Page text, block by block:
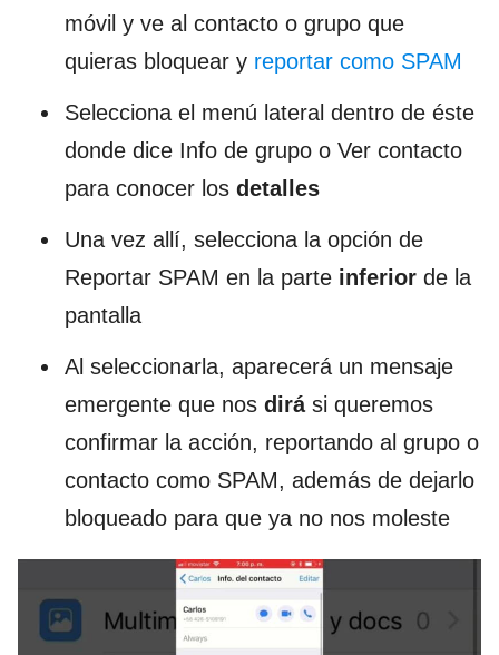
móvil y ve al contacto o grupo que
quieras bloquear y reportar como SPAM
Selecciona el menú lateral dentro de éste
donde dice Info de grupo o Ver contacto
para conocer los detalles
Una vez allí, selecciona la opción de
Reportar SPAM en la parte inferior de la
pantalla
Al seleccionarla, aparecerá un mensaje
emergente que nos dirási queremos
confirmar la acción, reportando al grupo o
contacto como SPAM, además de dejarlo
bloqueado para que ya no nos moleste